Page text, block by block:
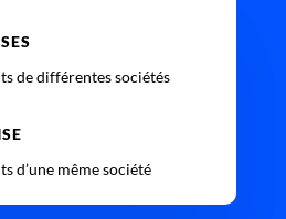
de différentes sociétés
d’une même société